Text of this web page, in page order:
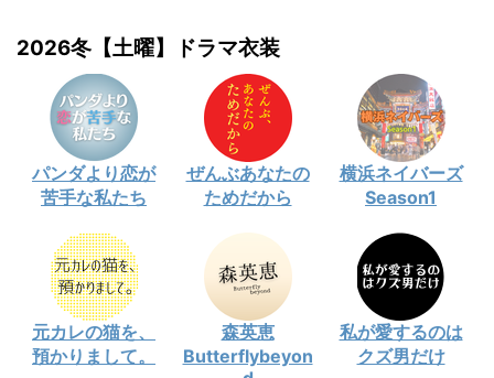
2026冬【土曜】ドラマ衣装
パンダより恋が
苦手な私たち
ぜんぶあなたの
ためだから
横浜ネイバーズ
Season1
元カレの猫を、
預かりまして。
森英恵
Butterflybeyon
私が愛するのは
クズ男だけ